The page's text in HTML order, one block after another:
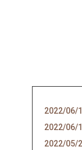
2022/06/
2022/06/
2022/05/